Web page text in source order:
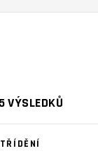
VÝSLEDKŮ